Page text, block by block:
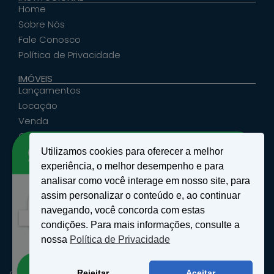
Home
Sobre Nós
Fale Conosco
Política de Privacidade
IMÓVEIS
Lançamentos
Locação
Venda
Cadastrar Seu Imóvel
ATENDIMENTO
santosemattosimoveis@hotmail.com
(19) 9 9639-4985
Rua Floriano Peixoto, nº 27 - Centro - São João
da Boa Vista, SP
Como podemos te ajudar?
Abrir bate-papo
Utilizamos cookies para oferecer a melhor
experiência, o melhor desempenho e para
analisar como você interage em nosso site, para
assim personalizar o conteúdo e, ao continuar
navegando, você concorda com estas
condições. Para mais informações, consulte a
nossa Política de Privacidade